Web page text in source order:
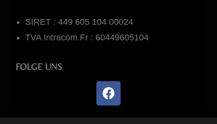
SIRET : 449 605 104 00024
TVA Intracom Fr : 60449605104
FOLGE UNS